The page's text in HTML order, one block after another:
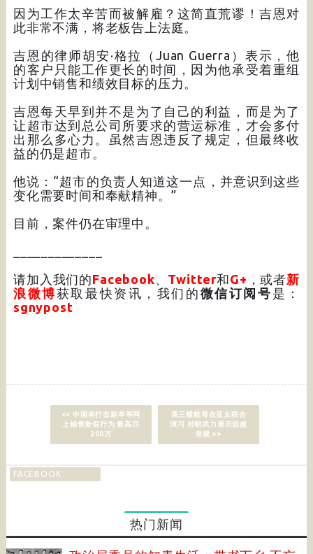
因为工作太辛苦而被解雇？这简直荒谬！吉恩对
此非常不满，将老板告上法庭。
吉恩的律师胡安·格拉（Juan Guerra）表示，他
的客户只能工作更长的时间，因为他承受着重组
计划中销售和绩效目标的压力。
吉恩每天早到并不是为了自己的利益，而是为了
让超市达到总公司所要求的营运标准，才会多付
出那么多心力。虽然吉恩违反了规定，但最终收
益的仍是超市。
他说：“超市的负责人知道这一点，并意识到这些
变化需要时间和奉献精神。”
目前，案件仍在审理中。
请加入我们的Facebook、 Twitter和G+ ，或者新
浪微博获取最快资讯，我们的 微信订阅号 是：
sgnypost
<< 中国将打击刷单等网
上销售造假行为 最高罚
200万
美三艘航母在亚太联合
演习 对朝武力展示远超
常规 >>
FACEBOOK
热门新闻